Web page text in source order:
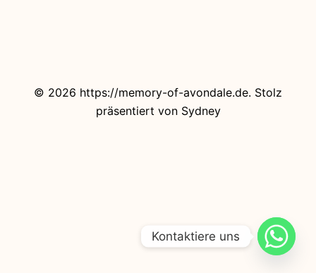
© 2026 https://memory-of-avondale.de. Stolz
präsentiert von Sydney
Kontaktiere uns